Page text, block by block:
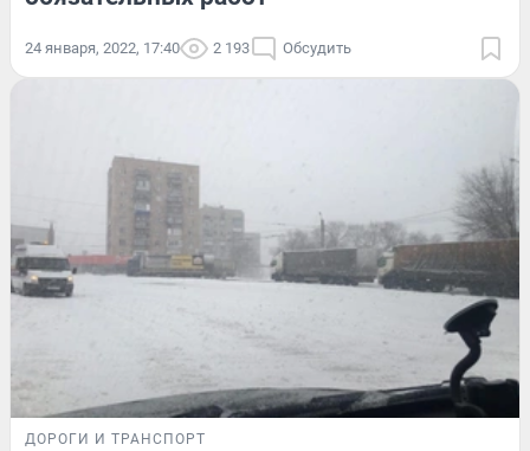
24 января, 2022, 17:40 2 193 Обсудить
ДОРОГИ И ТРАНСПОРТ